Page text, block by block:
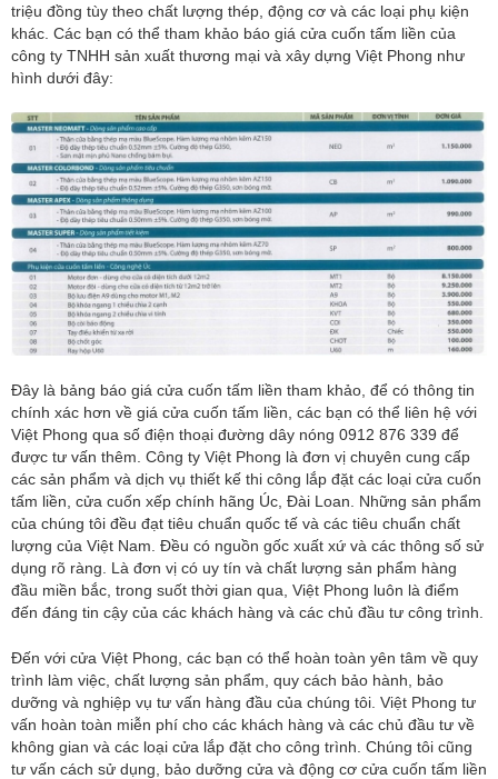
triệu đồng tùy theo chất lượng thép, động cơ và các loại phụ kiện
khác. Các bạn có thể tham khảo báo giá cửa cuốn tấm liền của
công ty TNHH sản xuất thương mại và xây dựng Việt Phong như
hình dưới đây:
Đây là bảng báo giá cửa cuốn tấm liền tham khảo, để có thông tin
chính xác hơn về giá cửa cuốn tấm liền, các bạn có thể liên hệ với
Việt Phong qua số điện thoại đường dây nóng 0912 876 339 để
được tư vấn thêm. Công ty Việt Phong là đơn vị chuyên cung cấp
các sản phẩm và dịch vụ thiết kế thi công lắp đặt các loại cửa cuốn
tấm liền, cửa cuốn xếp chính hãng Úc, Đài Loan. Những sản phẩm
của chúng tôi đều đạt tiêu chuẩn quốc tế và các tiêu chuẩn chất
lượng của Việt Nam. Đều có nguồn gốc xuất xứ và các thông số sử
dụng rõ ràng. Là đơn vị có uy tín và chất lượng sản phẩm hàng
đầu miền bắc, trong suốt thời gian qua, Việt Phong luôn là điểm
đến đáng tin cậy của các khách hàng và các chủ đầu tư công trình.
Đến với cửa Việt Phong, các bạn có thể hoàn toàn yên tâm về quy
trình làm việc, chất lượng sản phẩm, quy cách bảo hành, bảo
dưỡng và nghiệp vụ tư vấn hàng đầu của chúng tôi. Việt Phong tư
vấn hoàn toàn miễn phí cho các khách hàng và các chủ đầu tư về
không gian và các loại cửa lắp đặt cho công trình. Chúng tôi cũng
tư vấn cách sử dụng, bảo dưỡng cửa và động cơ cửa cuốn tấm liền